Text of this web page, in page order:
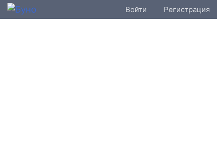
Войти Регистрация